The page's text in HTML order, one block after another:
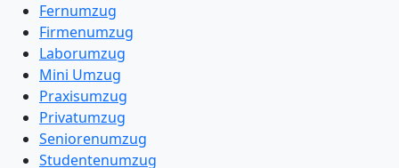
Fernumzug
Firmenumzug
Laborumzug
Mini Umzug
Praxisumzug
Privatumzug
Seniorenumzug
Studentenumzug